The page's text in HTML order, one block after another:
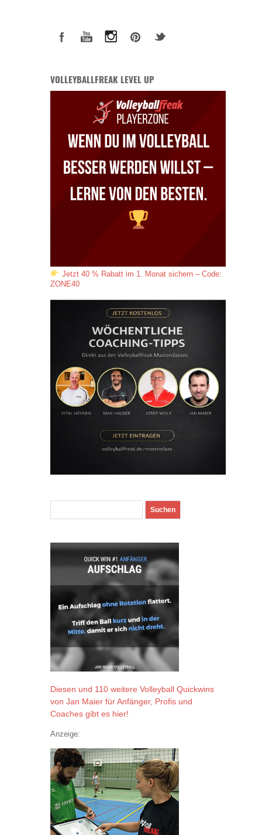
VOLLEYBALLFREAK LEVEL UP
Jetzt 40 % Rabatt im 1. Monat sichern – Code:
ZONE40
Diesen und 110 weitere Volleyball Quickwins
von Jan Maier für Anfänger, Profis und
Coaches gibt es hier!
Anzeige: